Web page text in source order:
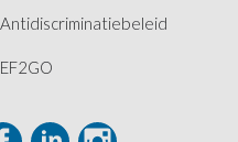
Antidiscriminatiebeleid
EF2GO